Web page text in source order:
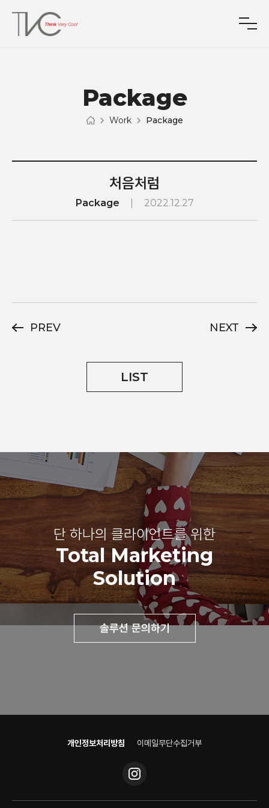
Package
Work Package
처음처럼
Package 2022.12.27
PREV NEXT
LIST
단 하나의 클라이언트를 위한
Total Marketing
Solution
솔루션 문의하기
개인정보처리방침 이메일무단수집거부